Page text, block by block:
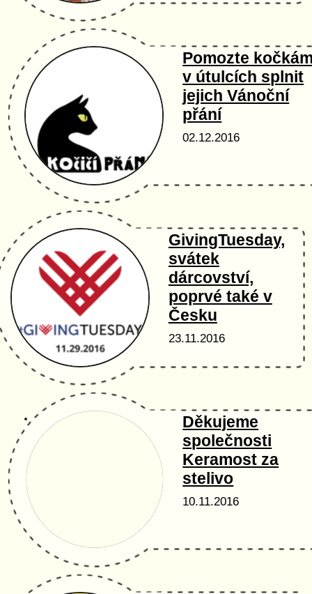
Pomozte
v útulcích splnit
jejich Vánoční
přání
02.12.2016
GivingTuesday,
svátek
dárcovství,
poprvé také v
Česku
23.11.2016
Děkujeme
společnosti
Keramost za
stelivo
10.11.2016